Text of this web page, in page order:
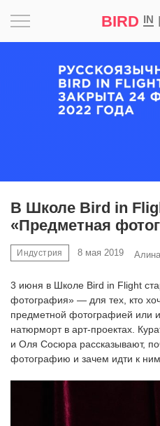
BIRD IN
В Школе Bird in
«‎Предметная
Индустрия 8 мая 2019
3 июня в Школе Bird in Flight
фотография» — для тех, кто
предметной фотографией или
натюрморт в арт-проектах.
и Оля Сосюра рассказывают,
фотографию и зачем идти к ним